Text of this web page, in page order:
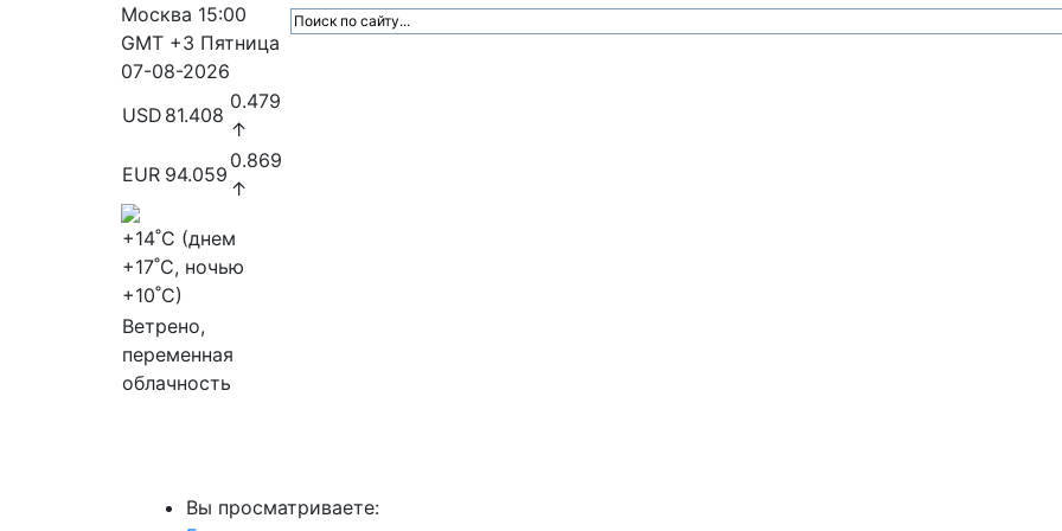
Москва 15:00
GMT +3 Пятница
07-08-2026
USD 81.408
0.479
↑
EUR 94.059
0.869
↑
+14˚C (днем
+17˚C, ночью
+10˚C)
Ветрено,
переменная
облачность
Вы просматриваете: